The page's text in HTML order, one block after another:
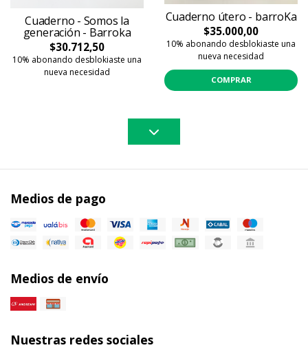
Cuaderno - Somos la
generación - Barroka
$30.712,50
10% abonando desblokiaste una
nueva necesidad
Cuaderno útero - barroKa
$35.000,00
10% abonando desblokiaste una
nueva necesidad
COMPRAR
Medios de pago
Medios de envío
Nuestras redes sociales